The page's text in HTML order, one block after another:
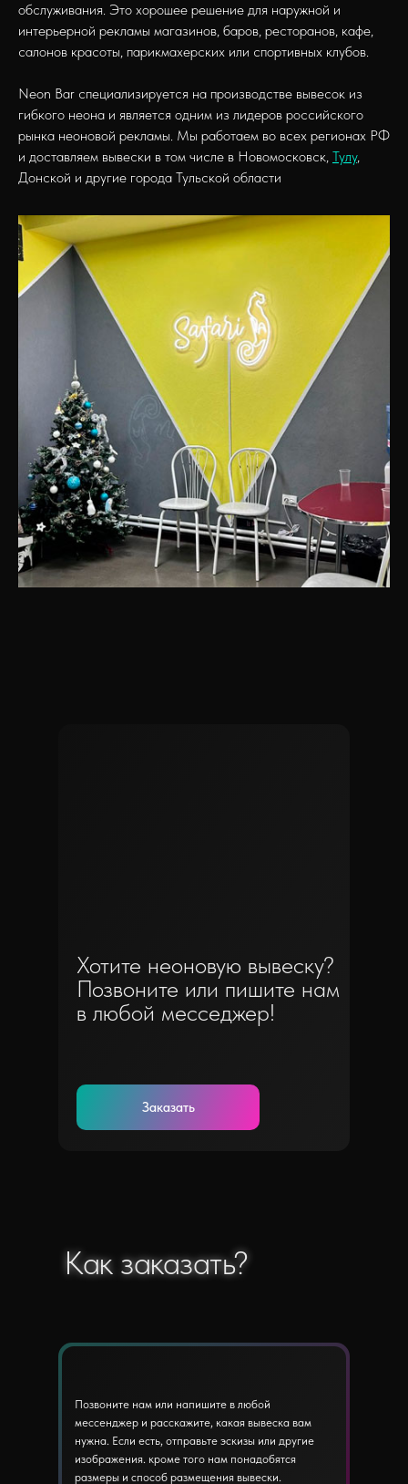
обслуживания. Это хорошее решение для наружной и
интерьерной рекламы магазинов, баров, ресторанов, кафе,
салонов красоты, парикмахерских или спортивных клубов.
Neon Bar специализируется на производстве вывесок из
гибкого неона и является одним из лидеров российского
рынка неоновой рекламы. Мы работаем во всех регионах РФ
и доставляем вывески в том числе в Новомосковск, Тулу,
Донской и другие города Тульской области
Заказать
Хотите неоновую вывеску?
Позвоните или пишите нам
в любой месседжер!
Как заказать?
Позвоните нам или напишите в любой
мессенджер и расскажите, какая вывеска вам
нужна. Если есть, отправьте эскизы или другие
изображения. кроме того нам понадобятся
размеры и способ размещения вывески.
Как заказать?